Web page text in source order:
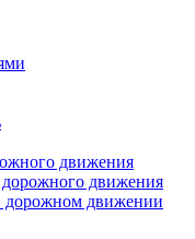
движения
движения
дорожном движении